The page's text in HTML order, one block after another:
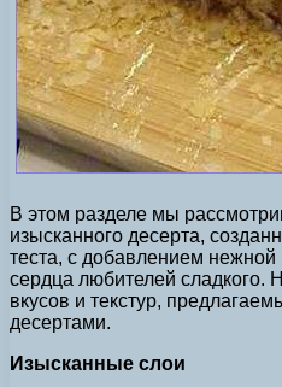
В этом разделе мы
изысканного десерта,
теста, с добавлением нежной
сердца любителей сладкого.
вкусов и текстур,
десертами.
Изысканные слои